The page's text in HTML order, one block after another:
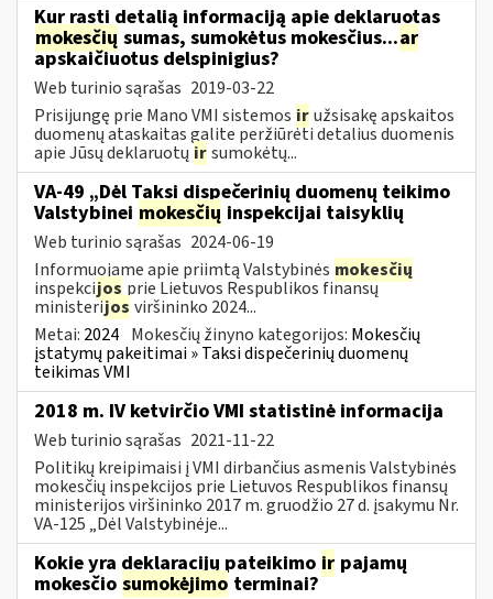
Kur rasti detalią informaciją apie deklaruotas
mokesčių sumas, sumokėtus mokesčius...ar
apskaičiuotus delspinigius?
Web turinio sąrašas 2019-03-22
Prisijungę prie Mano VMI sistemos iružsisakę apskaitos
duomenų ataskaitas galite peržiūrėti detalius duomenis
apie Jūsų deklaruotų irsumokėtų...
VA-49 „Dėl Taksi dispečerinių duomenų teikimo
Valstybinei mokesčių inspekcijai taisyklių
Web turinio sąrašas 2024-06-19
Informuojame apie priimtą Valstybinės mokesčių
inspekcijos prie Lietuvos Respublikos finansų
ministerijos viršininko 2024...
Metai: 2024 Mokesčių žinyno kategorijos: Mokesčių
įstatymų pakeitimai » Taksi dispečerinių duomenų
teikimas VMI
2018 m. IV ketvirčio VMI statistinė informacija
Web turinio sąrašas 2021-11-22
Politikų kreipimaisi į VMI dirbančius asmenis Valstybinės
mokesčių inspekcijos prie Lietuvos Respublikos finansų
ministerijos viršininko 2017 m. gruodžio 27 d. įsakymu Nr.
VA-125 „Dėl Valstybinėje...
Kokie yra deklaracijų pateikimo ir pajamų
mokesčio sumokėjimo terminai?